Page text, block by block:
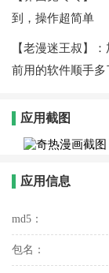
到，操作超简单
【老漫迷王叔】
前用的软件顺手多
应用截图
应用信息
md5：
包名：